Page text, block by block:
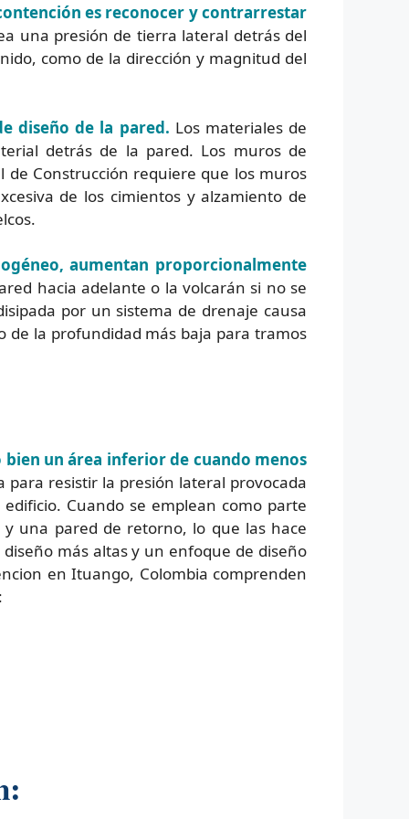
es reconocer y contrarrestar
una presión de tierra lateral detrás del
como de la dirección y magnitud del
diseño de la pared. Los materiales de
detrás de la pared. Los muros de
Construcción requiere que los muros
de los cimientos y alzamiento de
aumentan proporcionalmente
hacia adelante o la volcarán si no se
por un sistema de drenaje causa
de la profundidad más baja para tramos
un área inferior de cuando menos
resistir la presión lateral provocada
Cuando se emplean como parte
una pared de retorno, lo que las hace
más altas y un enfoque de diseño
en Ituango, Colombia comprenden